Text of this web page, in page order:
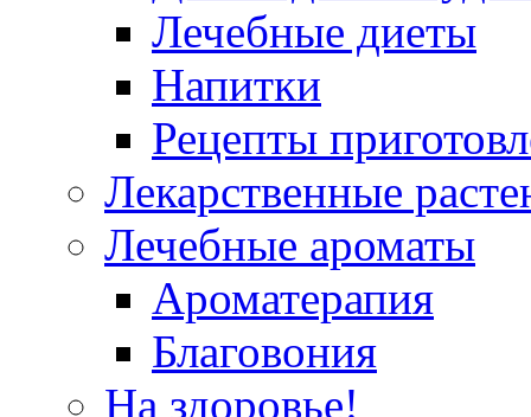
Лечебные диеты
Напитки
Рецепты
Лекарственные
Лечебные ароматы
Ароматерапия
Благовония
На здоровье!